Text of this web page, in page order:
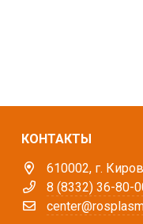
КОНТАКТЫ
610002, г.
8 (8332) 36-80-